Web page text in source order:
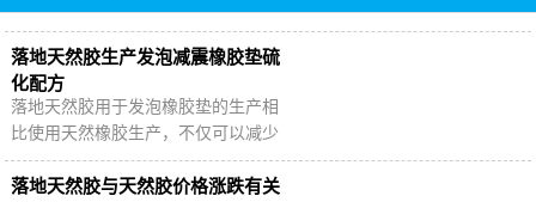
落地天然胶生产发泡减震橡胶垫硫
化配方
落地天然胶用于发泡橡胶垫的生产相
比使用天然橡胶生产，不仅可以减少
对天然橡胶资源的依赖，还能够降低
成本20-35%左右。使用落地天然胶生
落地天然胶与天然胶价格涨跌有关